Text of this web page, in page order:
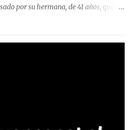
por su hermana, de 41 años, quien
cerca de las 11:30 horas en el
del vehículo y, en medio de la